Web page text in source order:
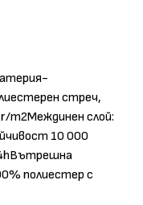
стреч,
m2Междинен слой:
10 000
полиестер с